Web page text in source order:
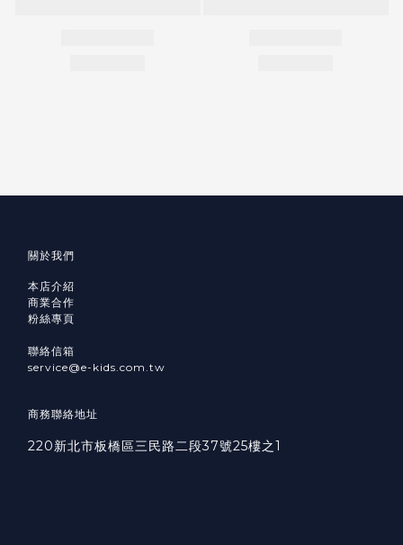
關於我們
本店介紹
商業合作
粉絲專頁
聯絡信箱
service@e-kids.com.tw
商務聯絡地址
220新北市板橋區三民路二段37號25樓之1